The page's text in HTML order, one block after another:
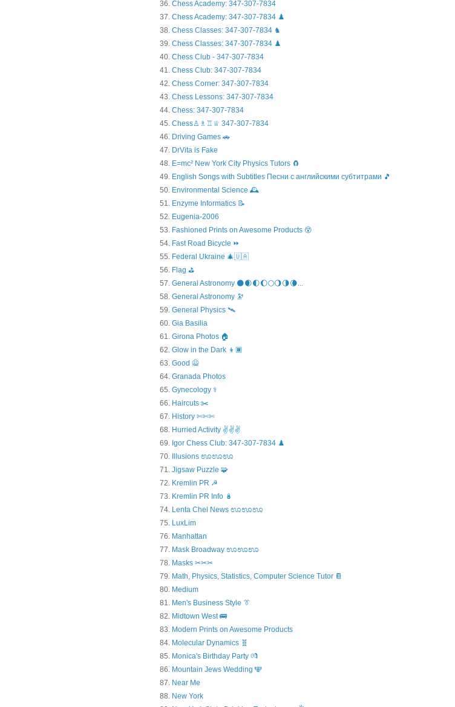
Chess Academy: 347-307-7834
Chess Academy: 347-307-7834 ♟️
Chess Classes: 347-307-7834 ♞
Chess Classes: 347-307-7834 ♟️
Chess Club - 347-307-7834
Chess Club: 347-307-7834
Chess Corner: 347-307-7834
Chess Lessons: 347-307-7834
Chess: 347-307-7834
Chess♙♗♖♕ 347-307-7834
Driving Games 🚗
DrVita is Fake
E=mc² New York City Physics Tutors 🧲
English Songs with Subtitles Песни с английскими субтитрами 🎵
Environmental Science 🕰️
Enzyme Informatics 📝
Eugenia-2006
Fashioned Prints on Awesome Products 😵
Fast Road Bicycle ⏩
Federal Ukraine 🎄🇺🇦
Flag ⛳
General Astronomy 🌑🌒🌓🌔🌕🌖🌗🌘...
General Astronomy 🔭
General Physics 🛰
Gia Basilia
Girona Photos 🏠
Glow in the Dark 👦🏿
Good 🙅
Granada Photos
Gynecology ⚕️
Haircuts ✂️
History ✄✄✄
Hurried Activity ✌✌✌
Igor Chess Club: 347-307-7834 ♟️
Illusions ಊಊಊ
Jigsaw Puzzle 🧩
Kremlin PR ☭
Kremlin PR Info 🪆
Lenta Chel News ಊಊಊ
LuxLim
Manhattan
Mask Broadway ಊಊಊ
Masks ✂✂✂
Math, Physics, Statistics, Computer Science Tutor 📔
Medium
Men's Business Style 👔
Midtown West 🚌
Modern Prints on Awesome Products
Molecular Dynamics 🧬
Monica's Birthday Party 💏
Mountain Jews Wedding 🕎
Near Me
New York